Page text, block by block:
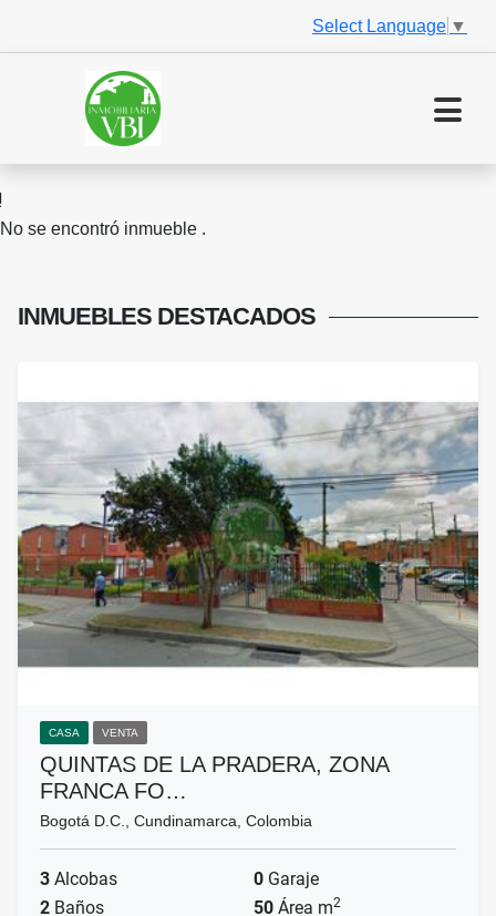
Select Language ▼
No se encontró inmueble .
INMUEBLES DESTACADOS
CASA VENTA
QUINTAS DE LA PRADERA, ZONA
FRANCA FO…
Bogotá D.C., Cundinamarca, Colombia
3 Alcobas 0 Garaje
2 Baños 50 Área m2